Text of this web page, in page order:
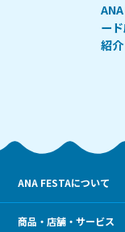
ー
紹介
ANA FESTAについて
商品・店舗・サービス